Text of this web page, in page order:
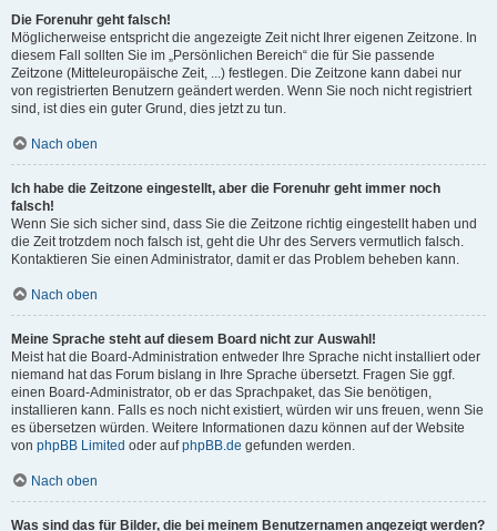
Die Forenuhr geht falsch!
Möglicherweise entspricht die angezeigte Zeit nicht Ihrer eigenen Zeitzone. In
diesem Fall sollten Sie im „Persönlichen Bereich“ die für Sie passende
Zeitzone (Mitteleuropäische Zeit, ...) festlegen. Die Zeitzone kann dabei nur
von registrierten Benutzern geändert werden. Wenn Sie noch nicht registriert
sind, ist dies ein guter Grund, dies jetzt zu tun.
Nach oben
Ich habe die Zeitzone eingestellt, aber die Forenuhr geht immer noch
falsch!
Wenn Sie sich sicher sind, dass Sie die Zeitzone richtig eingestellt haben und
die Zeit trotzdem noch falsch ist, geht die Uhr des Servers vermutlich falsch.
Kontaktieren Sie einen Administrator, damit er das Problem beheben kann.
Nach oben
Meine Sprache steht auf diesem Board nicht zur Auswahl!
Meist hat die Board-Administration entweder Ihre Sprache nicht installiert oder
niemand hat das Forum bislang in Ihre Sprache übersetzt. Fragen Sie ggf.
einen Board-Administrator, ob er das Sprachpaket, das Sie benötigen,
installieren kann. Falls es noch nicht existiert, würden wir uns freuen, wenn Sie
es übersetzen würden. Weitere Informationen dazu können auf der Website
von phpBB Limited oder aufphpBB.de gefunden werden.
Nach oben
Was sind das für Bilder, die bei meinem Benutzernamen angezeigt werden?